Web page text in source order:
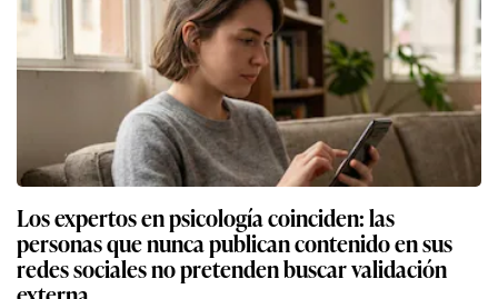
Los expertos en psicología coinciden: las
personas que nunca publican contenido en sus
redes sociales no pretenden buscar validación